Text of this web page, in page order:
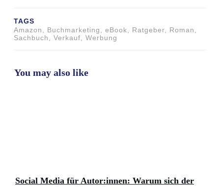
TAGS
Amazon, Buchmarketing, eBook, Ratgeber, Roman,
Sachbuch, Verkauf, Werbung
You may also like
Social Media für Autor:innen: Warum sich der